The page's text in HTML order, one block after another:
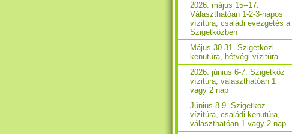
2026. május 15--17.
Választhatóan 1-2-3-napos
vízitúra, családi evezgetés a
Szigetközben
Május 30-31. Szigetközi
kenutúra, hétvégi vízitúra
2026. június 6-7. Szigetköz
vízitúra, választhatóan 1
vagy 2 nap
Június 8-9. Szigetköz
vízitúra, családi kenutúra,
választhatóan 1 vagy 2 nap